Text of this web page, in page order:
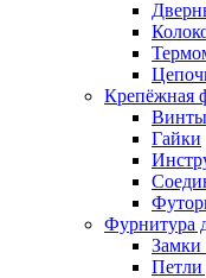
Крепёжная
Винты
Гайки
Фурнитура
Замки
Петли